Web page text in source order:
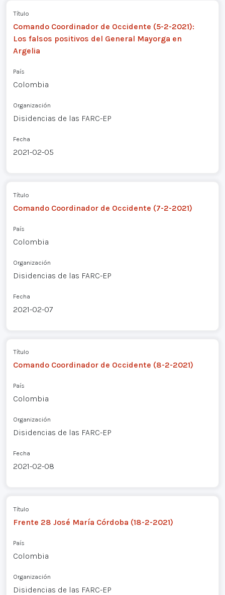
Título
Comando Coordinador de Occidente (5-2-2021):
Los falsos positivos del General Mayorga en
Argelia
País
Colombia
Organización
Disidencias de las FARC-EP
Fecha
2021-02-05
Título
Comando Coordinador de Occidente (7-2-2021)
País
Colombia
Organización
Disidencias de las FARC-EP
Fecha
2021-02-07
Título
Comando Coordinador de Occidente (8-2-2021)
País
Colombia
Organización
Disidencias de las FARC-EP
Fecha
2021-02-08
Título
Frente 28 José María Córdoba (18-2-2021)
País
Colombia
Organización
Disidencias de las FARC-EP